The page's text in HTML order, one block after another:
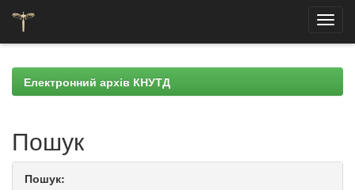
navigationЕлектронний архів КНУТД
Пошук
Пошук: